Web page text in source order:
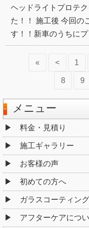
ヘッドライトプロテ
た！！ 施工後 今回の
す！！新車のうちに
« < 1
8 9
メニュー
料金・見積り
施工ギャラリー
お客様の声
初めての方へ
ガラスコーティン
アフターケアにつ